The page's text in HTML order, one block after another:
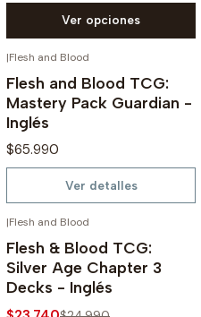
Ver opciones
|Flesh and Blood
Flesh and Blood TCG:
Mastery Pack Guardian -
Inglés
$65.990
Ver detalles
-5%
|Flesh and Blood
Flesh & Blood TCG:
Silver Age Chapter 3
Decks - Inglés